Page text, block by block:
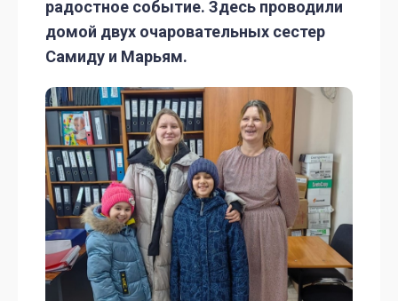
радостное событие. Здесь проводили
домой двух очаровательных сестер
Самиду и Марьям.